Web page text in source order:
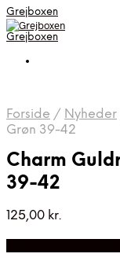
Grejboxen
Grejboxen
Forside / Nyheder
Grøn 39-42
Charm
39-42
125,00 kr.